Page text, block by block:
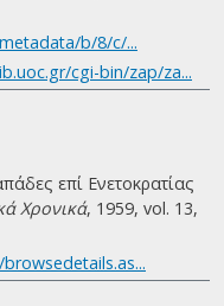
b/8/c/...
cgi-bin/zap/za...
επί Ενετοκρατίας
Χρονικά, 1959, vol. 13,